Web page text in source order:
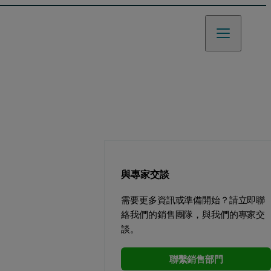
與專家交談
需要更多資訊或準備開始？請立即聯
絡我們的銷售團隊，與我們的專家交
談。
聯繫銷售部門